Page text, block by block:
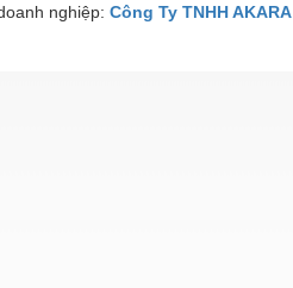
nghiệp: Công Ty TNHH AKARA